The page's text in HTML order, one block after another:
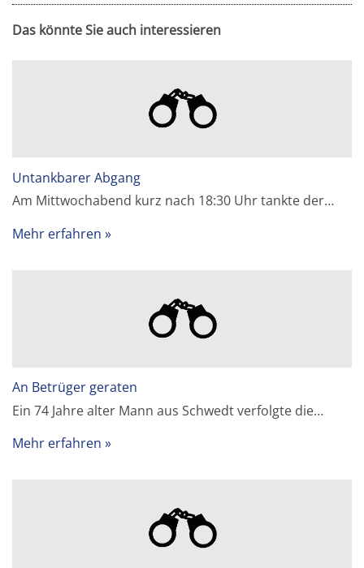
Das könnte Sie auch interessieren
Untankbarer Abgang
Am Mittwochabend kurz nach 18:30 Uhr tankte der…
Mehr erfahren
An Betrüger geraten
Ein 74 Jahre alter Mann aus Schwedt verfolgte die…
Mehr erfahren